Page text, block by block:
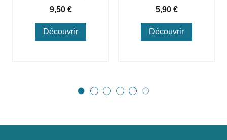
Prix
9,50 €
Découvrir
Prix
5,90 €
Découvrir